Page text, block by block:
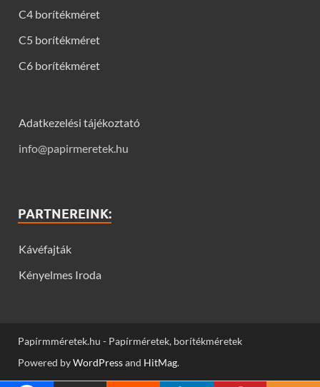
C4 borítékméret
C5 borítékméret
C6 borítékméret
Adatkezelési tájékoztató
info@papirmeretek.hu
PARTNEREINK:
Kávéfajták
Kényelmes Iroda
Papírmméretek.hu - Papírméretek, borítékméretek
Powered byWordPressand HitMag.